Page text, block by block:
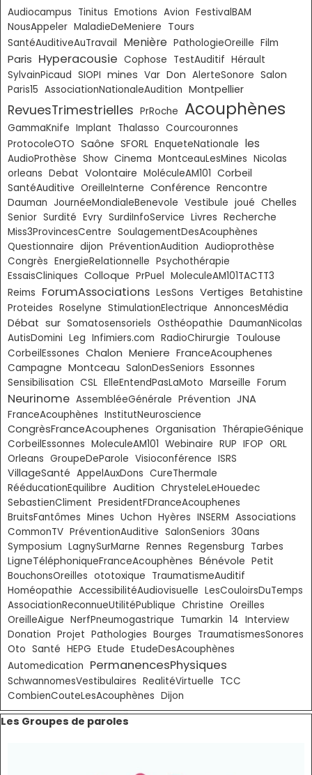
Audiocampus Tinitus Emotions Avion FestivalBAM
NousAppeler MaladieDeMeniere Tours
SantéAuditiveAuTravail Menière PathologieOreille Film
Paris Hyperacousie Cophose TestAuditif Hérault
SylvainPicaud SIOPI mines Var Don AlerteSonore Salon
Paris15 AssociationNationaleAudition Montpellier
RevuesTrimestrielles PrRoche Acouphènes
GammaKnife Implant Thalasso Courcouronnes
ProtocoleOTO Saône SFORL EnqueteNationale les
AudioProthèse Show Cinema MontceauLesMines Nicolas
orleans Debat Volontaire MoléculeAM101 Corbeil
SantéAuditive OreilleInterne Conférence Rencontre
Dauman JournéeMondialeBenevole Vestibule joué Chelles
Senior Surdité Evry SurdiInfoService Livres Recherche
Miss3ProvincesCentre SoulagementDesAcouphènes
Questionnaire dijon PréventionAudition Audioprothèse
Congrès EnergieRelationnelle Psychothérapie
EssaisCliniques Colloque PrPuel MoleculeAM101TACTT3
Reims ForumAssociations LesSons Vertiges Betahistine
Proteides Roselyne StimulationElectrique AnnoncesMédia
Débat sur Somatosensoriels Osthéopathie DaumanNicolas
AutisDomini Leg Infimiers.com RadioChirurgie Toulouse
CorbeilEssones Chalon Meniere FranceAcouphenes
Campagne Montceau SalonDesSeniors Essonnes
Sensibilisation CSL ElleEntendPasLaMoto Marseille Forum
Neurinome AssembléeGénérale Prévention JNA
FranceAcouphènes InstitutNeuroscience
CongrèsFranceAcouphenes Organisation ThérapieGénique
CorbeilEssonnes MoleculeAM101 Webinaire RUP IFOP ORL
Orleans GroupeDeParole Visioconférence ISRS
VillageSanté AppelAuxDons CureThermale
RééducationEquilibre Audition ChrysteleLeHouedec
SebastienCliment PresidentFDranceAcouphenes
BruitsFantômes Mines Uchon Hyères INSERM Associations
CommonTV PréventionAuditive SalonSeniors 30ans
Symposium LagnySurMarne Rennes Regensburg Tarbes
LigneTéléphoniqueFranceAcouphènes Bénévole Petit
BouchonsOreilles ototoxique TraumatismeAuditif
Homéopathie AccessibilitéAudiovisuelle LesCouloirsDuTemps
AssociationReconnueUtilitéPublique Christine Oreilles
OreilleAigue NerfPneumogastrique Tumarkin 14 Interview
Donation Projet Pathologies Bourges TraumatismesSonores
Oto Santé HEPG Etude EtudeDesAcouphènes
Automedication PermanencesPhysiques
SchwannomesVestibulaires RealitéVirtuelle TCC
CombienCouteLesAcouphènes Dijon
Sauter le bloc Les Groupes de paroles
Les Groupes de paroles